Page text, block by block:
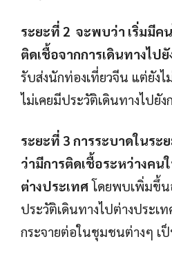
ระยะที่ 2 จะพบว่า เริ่มมีค
ติดเชื้อจากการเดินทางไป
รับส่งนักท่องเที่ยวจีน แต่ยัง
ไม่เคยมีประวัติเดินทางไปยัง
ระยะที่ 3 การระบาดในระ
ว่ามีการติดเชื้อระหว่างคน
ต่างประเทศโดยพบเพิ่มขึ้น
ประวัติเดินทางไปต่างประเ
กระจายต่อในชุมชนต่างๆ เป็